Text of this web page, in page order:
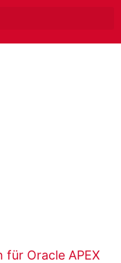
für Oracle APEX